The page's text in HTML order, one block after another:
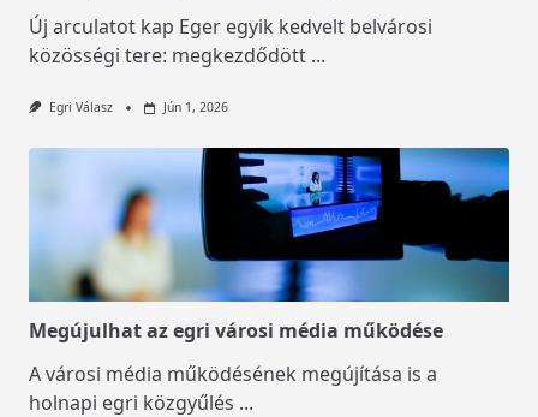
Új arculatot kap Eger egyik kedvelt belvárosi
közösségi tere: megkezdődött ...
Egri Válasz Jún 1, 2026
Megújulhat az egri városi média működése
A városi média működésének megújítása is a
holnapi egri közgyűlés ...